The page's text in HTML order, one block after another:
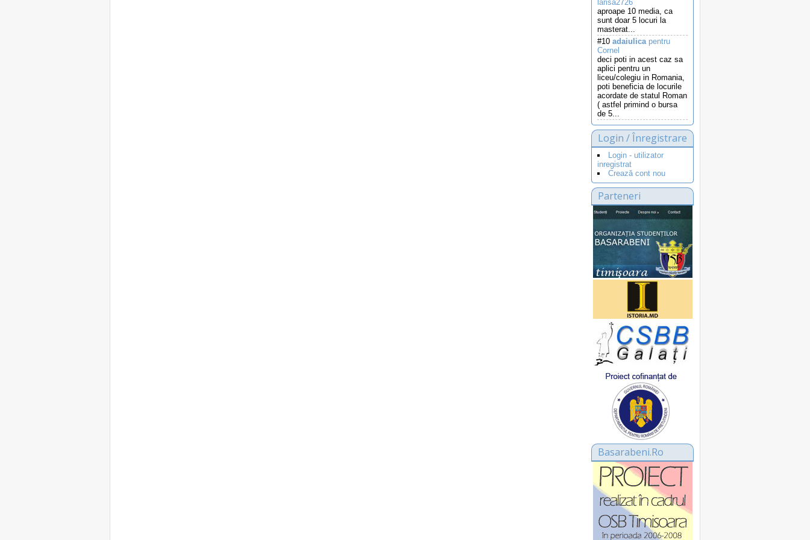
larisa2726
aproape 10 media, ca
sunt doar 5 locuri la
masterat...
#10 adaiulicapentru
Cornel
deci poti in acest caz sa
aplici pentru un
liceu/colegiu in Romania,
poti beneficia de locurile
acordate de statul Roman
( astfel primind o bursa
de 5...
Login / Înregistrare
Login - utilizator
inregistrat
Crează cont nou
Parteneri
Basarabeni.Ro